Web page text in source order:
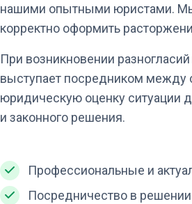
нашими опытными юристами.
корректно оформить
При возникновении
выступает посредником между
юридическую оценку ситуации
и законного решения.
Профессиональные и
Посредничество в